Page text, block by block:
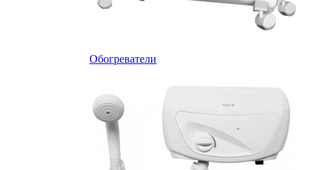
Обогреватели